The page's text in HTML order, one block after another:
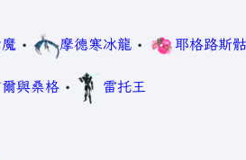
• 摩德寒冰龍 • 耶格路斯
與桑格 • 雷托王